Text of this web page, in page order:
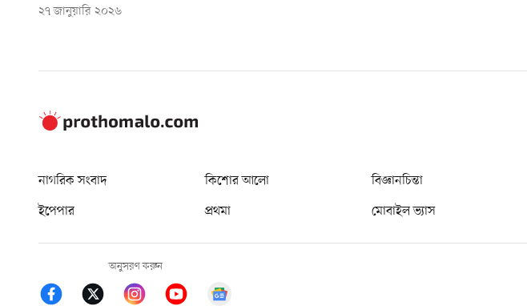
২৭ জানুয়ারি ২০২৬
নাগরিক সংবাদ কিশোর আলো বিজ্ঞানচিন্তা
ইপেপার
প্রথমা মোবাইল ভ্যাস
অনুসরণ করুন